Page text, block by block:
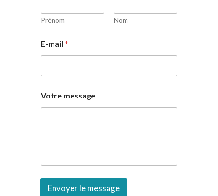
Prénom Nom
E-mail *
Votre message
Envoyer le message